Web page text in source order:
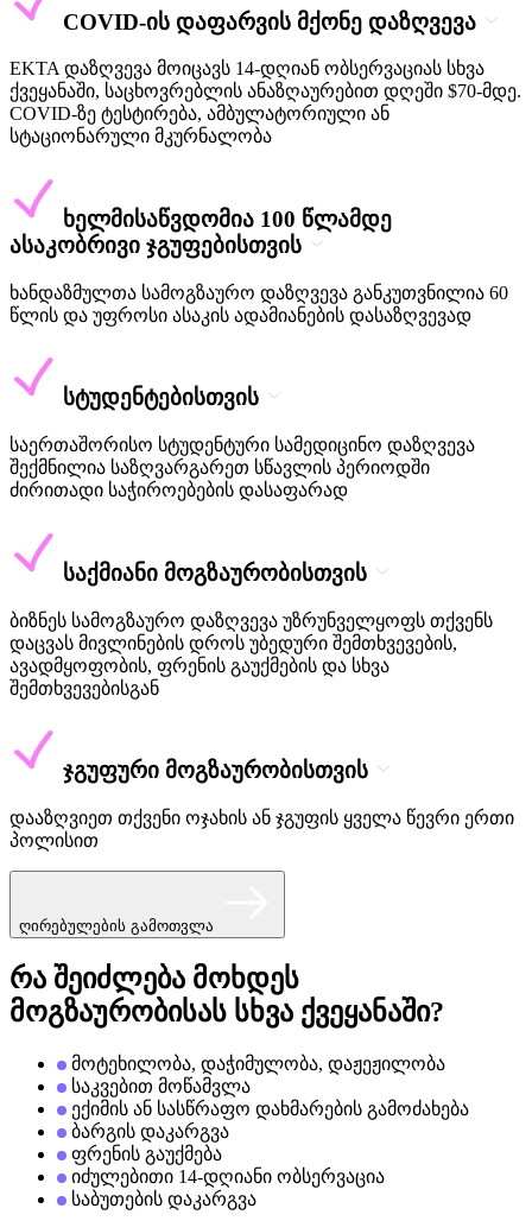
COVID-ის დაფარვის მქონე დაზღვევა
EKTA დაზღვევა მოიცავს 14-დღიან ობსერვაციას სხვა
ქვეყანაში, საცხოვრებლის ანაზღაურებით დღეში $70-მდე.
COVID-ზე ტესტირება, ამბულატორიული ან
სტაციონარული მკურნალობა
ხელმისაწვდომია 100 წლამდე
ასაკობრივი ჯგუფებისთვის
ხანდაზმულთა სამოგზაურო დაზღვევა განკუთვნილია 60
წლის და უფროსი ასაკის ადამიანების დასაზღვევად
სტუდენტებისთვის
საერთაშორისო სტუდენტური სამედიცინო დაზღვევა
შექმნილია საზღვარგარეთ სწავლის პერიოდში
ძირითადი საჭიროებების დასაფარად
საქმიანი მოგზაურობისთვის
ბიზნეს სამოგზაურო დაზღვევა უზრუნველყოფს თქვენს
დაცვას მივლინების დროს უბედური შემთხვევების,
ავადმყოფობის, ფრენის გაუქმების და სხვა
შემთხვევებისგან
ჯგუფური მოგზაურობისთვის
დააზღვიეთ თქვენი ოჯახის ან ჯგუფის ყველა წევრი ერთი
პოლისით
ღირებულების გამოთვლა
რა შეიძლება მოხდეს
მოგზაურობისას სხვა ქვეყანაში?
მოტეხილობა, დაჭიმულობა, დაჟეჟილობა
საკვებით მოწამვლა
ექიმის ან სასწრაფო დახმარების გამოძახება
ბარგის დაკარგვა
ფრენის გაუქმება
იძულებითი 14-დღიანი ობსერვაცია
საბუთების დაკარგვა